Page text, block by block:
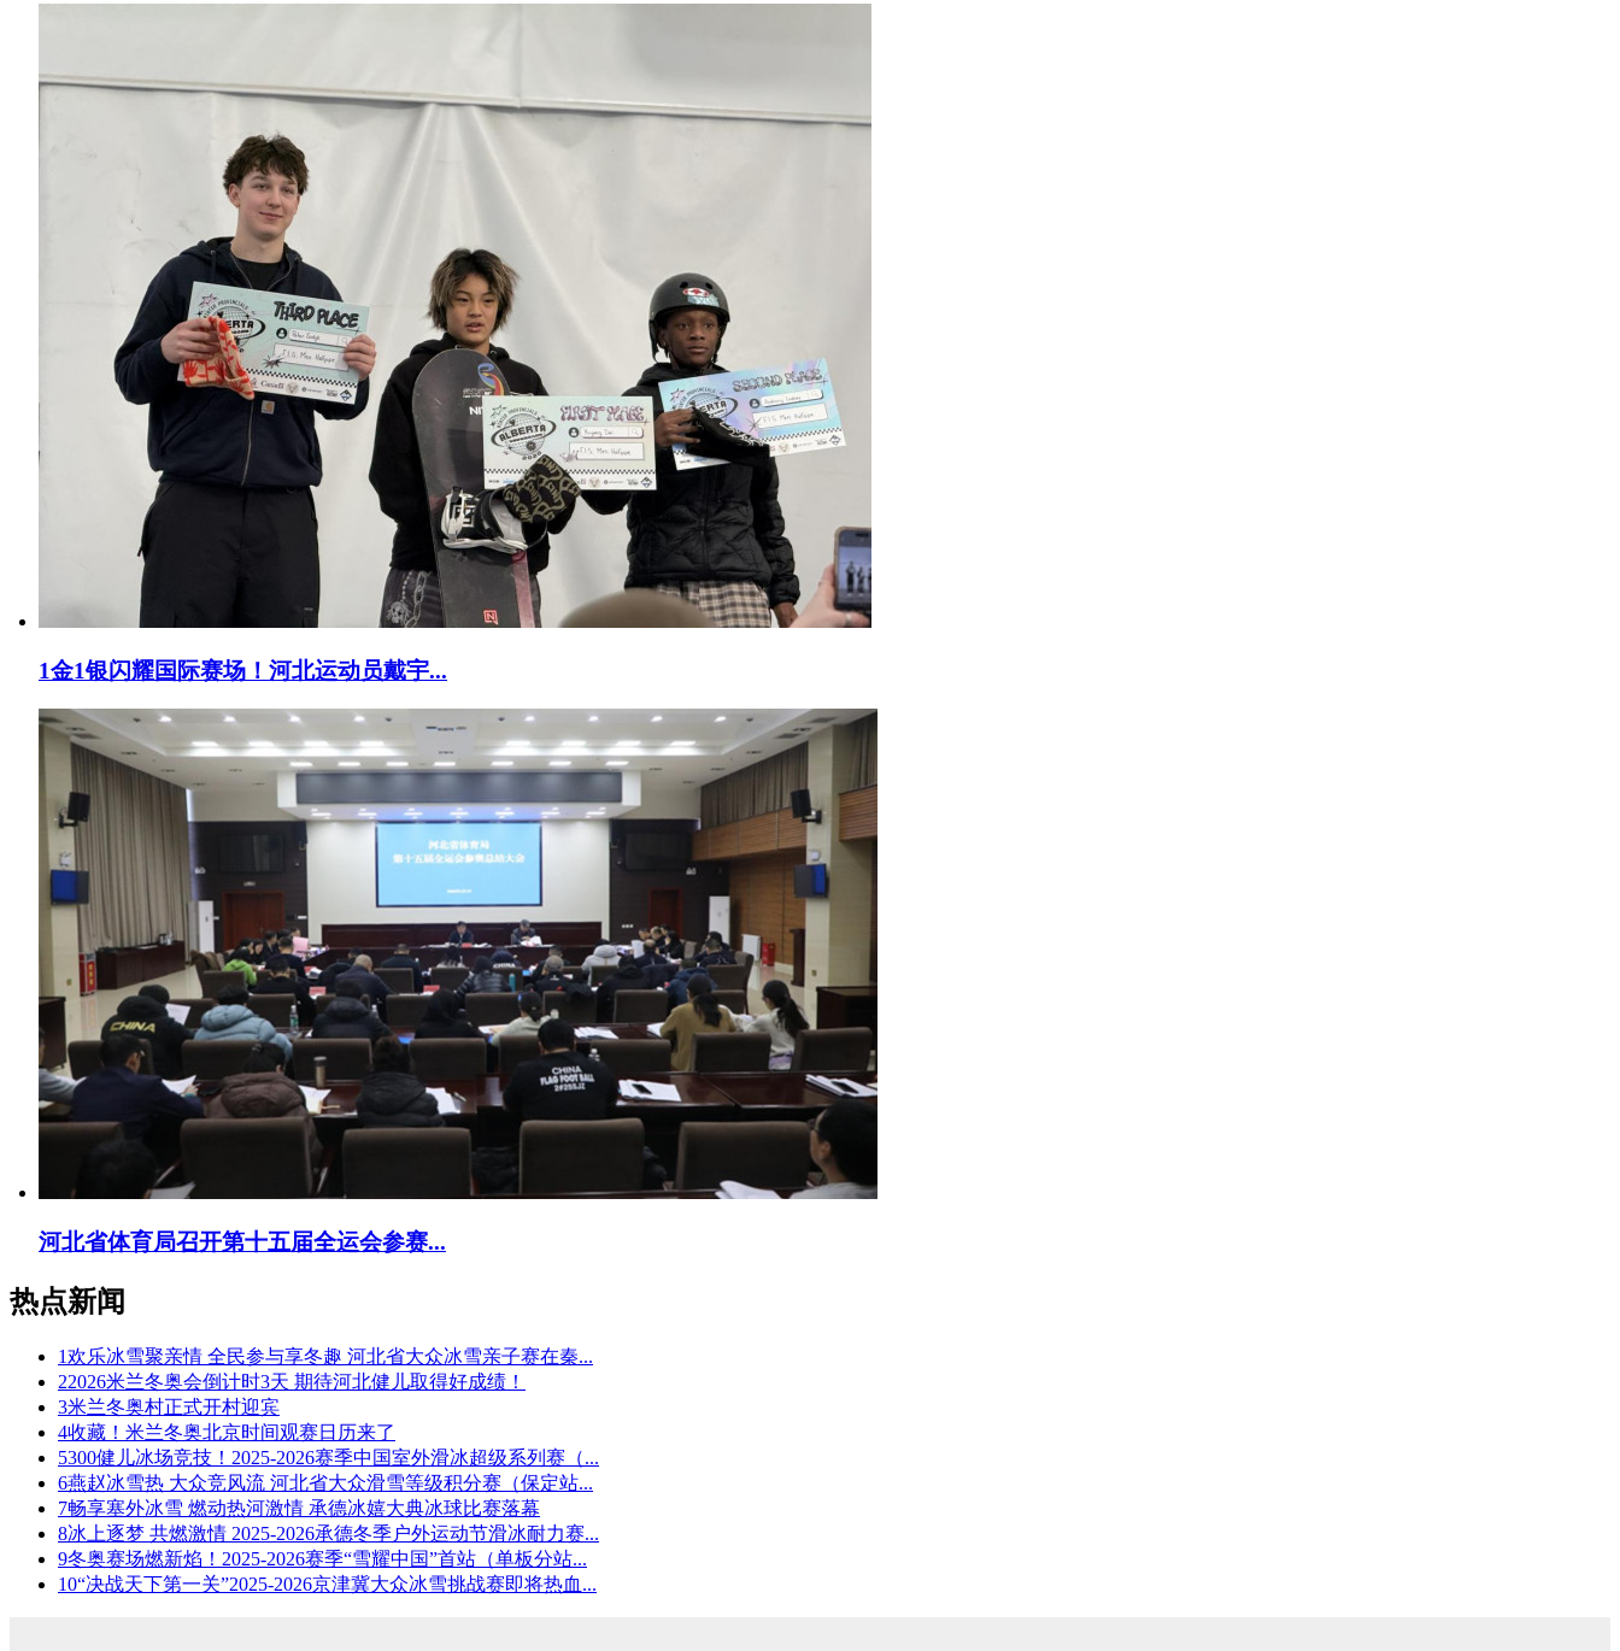
1金1银闪耀国际赛场！河北运动员戴宇...
河北省体育局召开第十五届全运会参赛...
热点新闻
1欢乐冰雪聚亲情 全民参与享冬趣 河北省大众冰雪亲子赛在秦...
22026米兰冬奥会倒计时3天 期待河北健儿取得好成绩！
3米兰冬奥村正式开村迎宾
4收藏！米兰冬奥北京时间观赛日历来了
5300健儿冰场竞技！2025-2026赛季中国室外滑冰超级系列赛（...
6燕赵冰雪热 大众竞风流 河北省大众滑雪等级积分赛（保定站...
7畅享塞外冰雪 燃动热河激情 承德冰嬉大典冰球比赛落幕
8冰上逐梦 共燃激情 2025-2026承德冬季户外运动节滑冰耐力赛...
9冬奥赛场燃新焰！2025-2026赛季“雪耀中国”首站（单板分站...
10“决战天下第一关”2025-2026京津冀大众冰雪挑战赛即将热血...